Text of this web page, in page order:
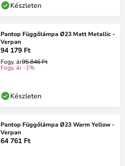
Készleten
Pantop Függőlámpa Ø23 Matt Metallic -
Verpan
94 179 Ft
Fogy. ár95 846 Ft
Fogy. ár -1%
Készleten
Pantop Függőlámpa Ø23 Warm Yellow -
Verpan
64 761 Ft